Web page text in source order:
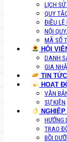
LỊCH
QUY
ĐIỀU LỆ
NỘI
MÃ SỐ
HỘI
DANH
GIA
TIN TỨC
HOẠT
VĂN
SỰ KIỆN
HƯỚNG
TRAO
BỒI